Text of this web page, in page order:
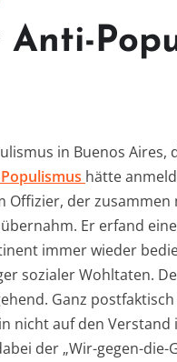
in Buenos
hätte
Offizier, der
Er erfand
immer wieder
sozialer Wohltaten.
Ganz
nicht auf den
der „Wir-gegen-die-